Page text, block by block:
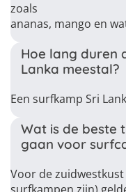
zoals
ananas, mango en
Hoe lang duren
Lanka meestal?
Een surfkamp Sri
Wat is de beste
gaan voor
Voor de zuidwestkust